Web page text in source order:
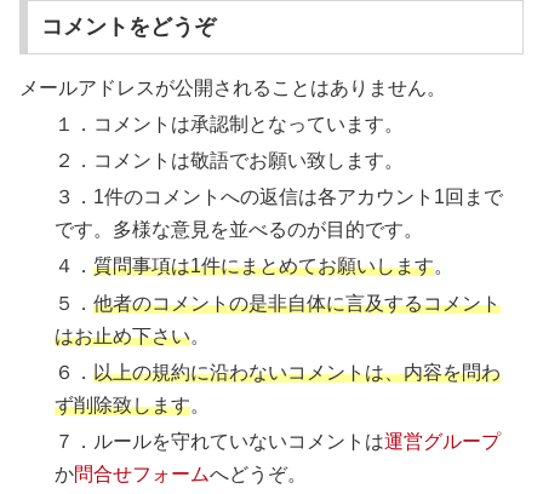
コメントをどうぞ
メールアドレスが公開されることはありません。
１．コメントは承認制となっています。
２．コメントは敬語でお願い致します。
３．1件のコメントへの返信は各アカウント1回まで
です。多様な意見を並べるのが目的です。
４．質問事項は1件にまとめてお願いします。
５．他者のコメントの是非自体に言及するコメント
はお止め下さい。
６．以上の規約に沿わないコメントは、内容を問わ
ず削除致します。
７．ルールを守れていないコメントは運営グループ
か問合せフォームへどうぞ。